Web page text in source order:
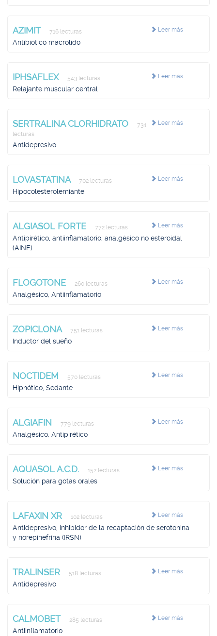
Leer más
AZIMIT 716 lecturas
Antibiótico macrólido
Leer más
IPHSAFLEX 543 lecturas
Relajante muscular central
Leer más
SERTRALINA CLORHIDRATO
734
lecturas
Antidepresivo
Leer más
LOVASTATINA 702 lecturas
Hipocolesterolemiante
Leer más
ALGIASOL FORTE 772 lecturas
Antipirético, antiinflamatorio, analgésico no esteroidal
(AINE)
Leer más
FLOGOTONE 260 lecturas
Analgésico, Antiinflamatorio
Leer más
ZOPICLONA 751 lecturas
Inductor del sueño
Leer más
NOCTIDEM 570 lecturas
Hipnótico, Sedante
Leer más
ALGIAFIN 779 lecturas
Analgésico, Antipirético
Leer más
AQUASOL A.C.D. 152 lecturas
Solución para gotas orales
Leer más
LAFAXIN XR 102 lecturas
Antidepresivo, Inhibidor de la recaptación de serotonina
y norepinefrina (IRSN)
Leer más
TRALINSER 518 lecturas
Antidepresivo
Leer más
CALMOBET 285 lecturas
Antiinflamatorio